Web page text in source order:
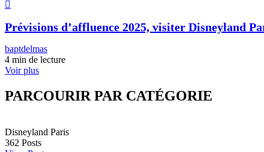
Prévisions d’affluence 2025, visiter Disneyland
baptdelmas
4 min de lecture
Voir plus
PARCOURIR PAR CATÉGORIE
Disneyland Paris
362 Posts